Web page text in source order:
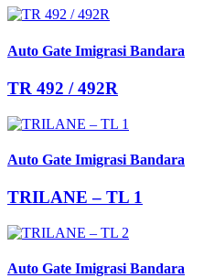
Auto Gate Imigrasi Bandara
TR 492 / 492R
Auto Gate Imigrasi Bandara
TRILANE – TL 1
Auto Gate Imigrasi Bandara